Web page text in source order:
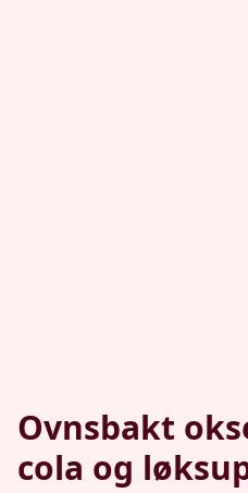
Ovnsbakt
cola og